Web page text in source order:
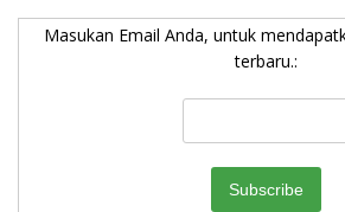
Masukan Email Anda, untuk
terbaru.: